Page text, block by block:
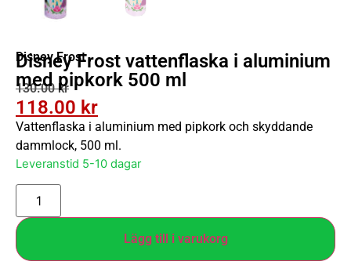
Disney Frost
Disney Frost vattenflaska i aluminium
med pipkork 500 ml
130.00kr
118.00 kr
Vattenflaska i aluminium med pipkork och skyddande
dammlock, 500 ml.
Leveranstid 5-10 dagar
Lägg till i varukorg